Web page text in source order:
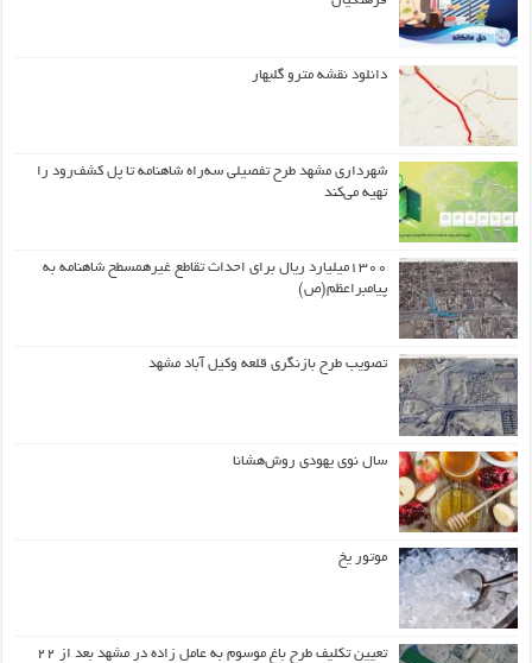
دانلود نقشه مترو گلبهار
شهرداری مشهد طرح تفصیلی سه‌راه شاهنامه تا پل کشف‌رود را
تهیه می‌کند
۱۳۰۰میلیارد ریال برای احداث تقاطع غیرهمسطح شاهنامه به
پیامبراعظم(ص)
تصویب طرح بازنگری قلعه وکیل آباد مشهد
سال نوی یهودی روش‌هشانا
موتور یخ
تعیین تکلیف طرح باغ موسوم به عامل زاده در مشهد بعد از ۲۲